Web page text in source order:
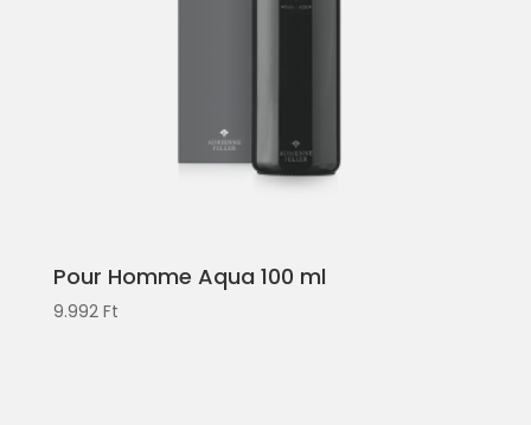
Pour Homme Aqua 100 ml
9.992 Ft